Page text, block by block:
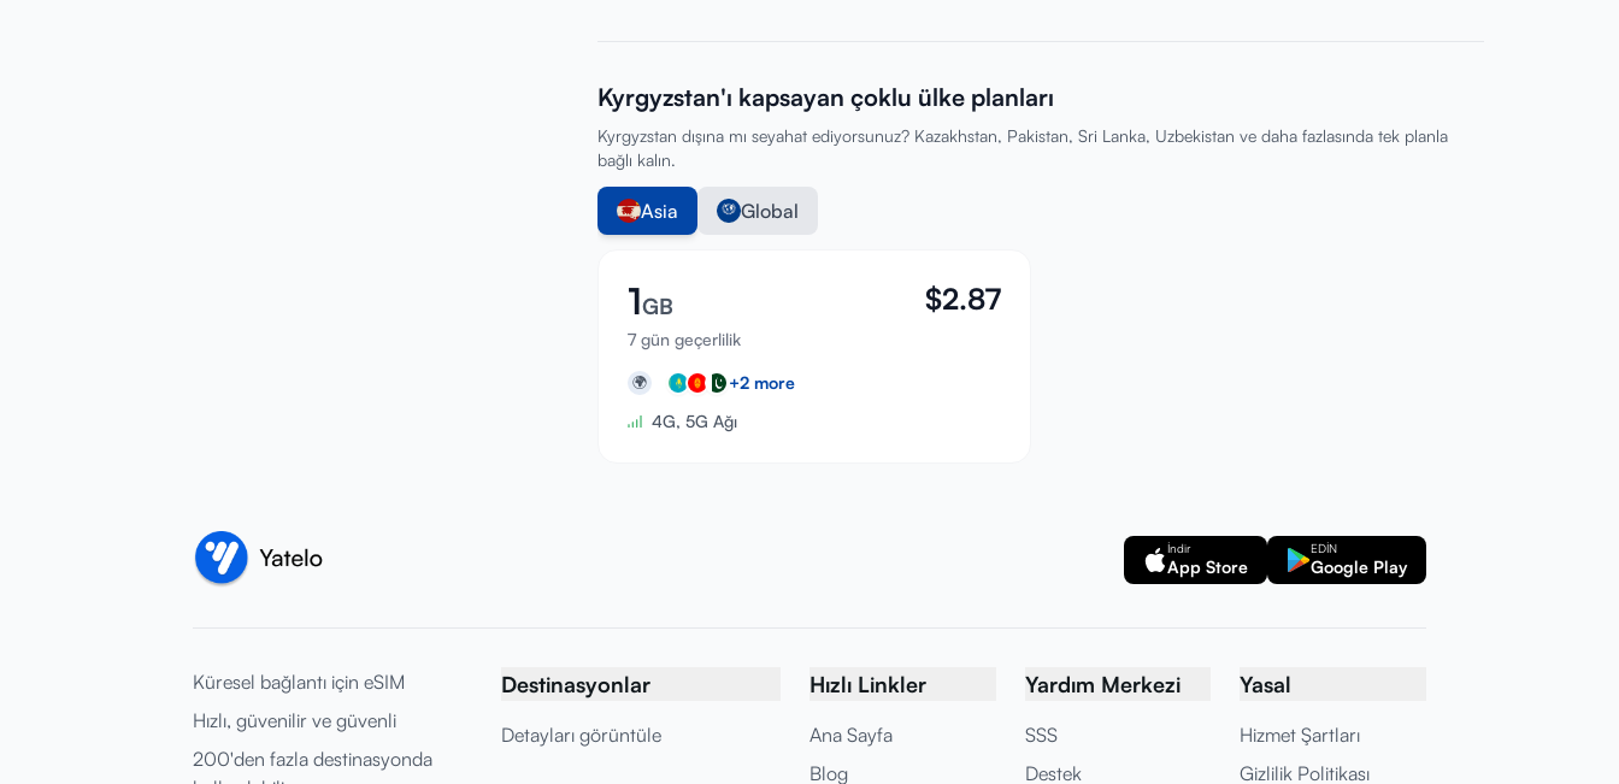
Kyrgyzstan'ı kapsayan çoklu ülke planları
Kyrgyzstan dışına mı seyahat ediyorsunuz? Kazakhstan, Pakistan, Sri Lanka, Uzbekistan ve daha fazlasında tek planla
bağlı kalın.
Asia Global
1GB
7 gün geçerlilik
$2.87
🌍 +2 more
4G, 5G Ağı
İndir
App Store
EDİN
Google Play
Küresel bağlantı için eSIM
Hızlı, güvenilir ve güvenli
200'den fazla destinasyonda
Destinasyonlar
Detayları görüntüle
Hızlı Linkler
Ana Sayfa
Blog
Yardım Merkezi
SSS
Destek
Yasal
Hizmet Şartları
Gizlilik Politikası